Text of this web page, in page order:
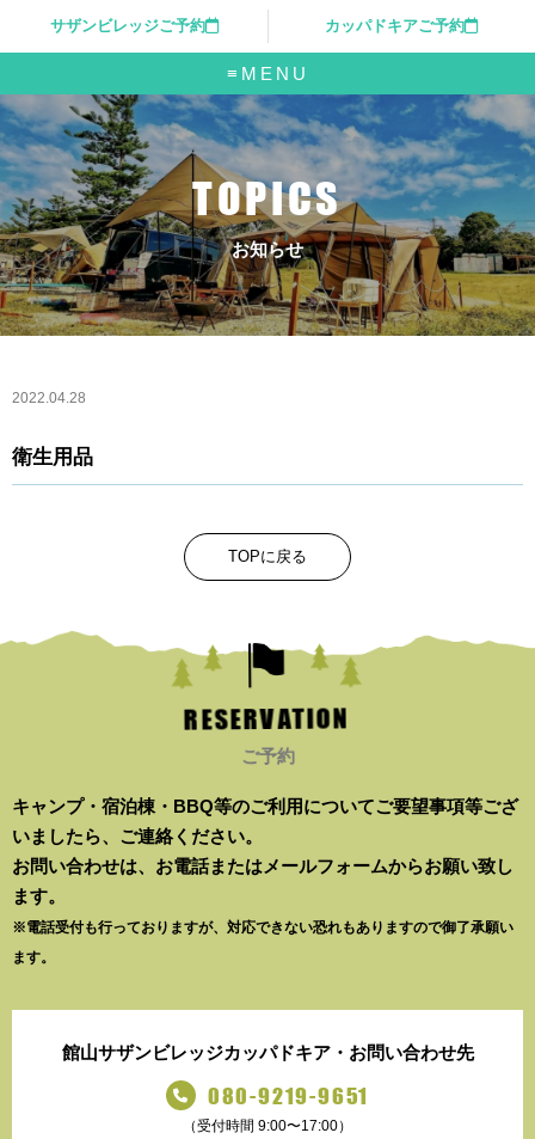
サザンビレッジご予約 カッパドキアご予約
≡MENU
TOPICS
お知らせ
2022.04.28
衛生用品
TOPに戻る
RESERVATION
ご予約
キャンプ・宿泊棟・BBQ等のご利用についてご要望事項等ござ
いましたら、ご連絡ください。
お問い合わせは、お電話またはメールフォームからお願い致し
ます。
※電話受付も行っておりますが、対応できない恐れもありますので御了承願い
ます。
館山サザンビレッジカッパドキア・お問い合わせ先
080-9219-9651
（受付時間 9:00〜17:00）